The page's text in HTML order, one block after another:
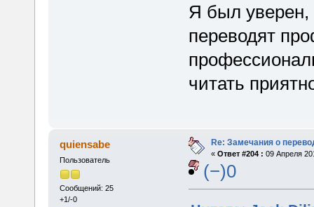
Я был уверен,
переводят
читать
quiensabe
Пользователь
Сообщений: 25
+1/-0
Re: Замечания о
« Ответ #204 : 09 Апреля
(−)0